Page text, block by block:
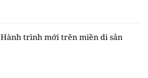
Hành trình mới trên miền di sản